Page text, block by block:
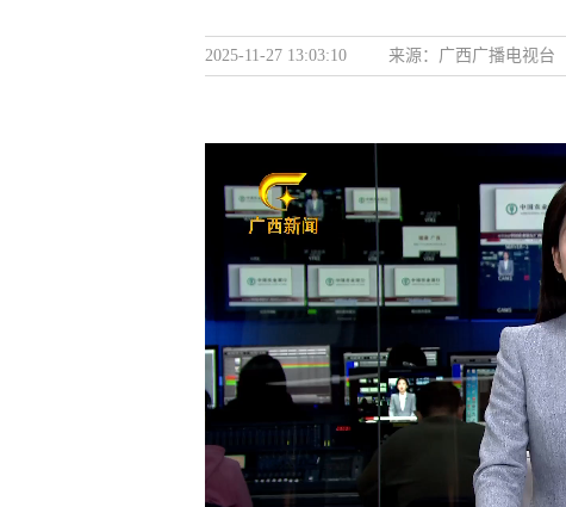
2025-11-27 13:03:10 来源： 广西广播电视台